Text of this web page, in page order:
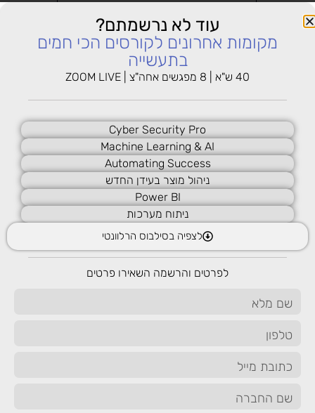
אני מסכים שפרטיי יישמרו ו/או יעשה בהם שימוש
בהתאם למדיניות הפרטיות של החברה.
אני מסכים שפרטיי יישמרו ו/או יעשה בהם שימוש
בהתאם למדיניות הפרטיות של החברה.
מעניין! אשמח לקרוא עוד בתחום
עוד לא נרשמתם?
מקומות אחרונים לקורסים הכי חמים
בתעשייה
40 ש"א | 8 מפגשים אחה"צ | ZOOM LIVE
Cyber Security Pro
Machine Learning & AI
Automating Success
ניהול מוצר בעידן החדש
Power BI
ניתוח מערכות
לצפיה בסילבוס הרלוונטי
לפרטים והרשמה השאירו פרטים